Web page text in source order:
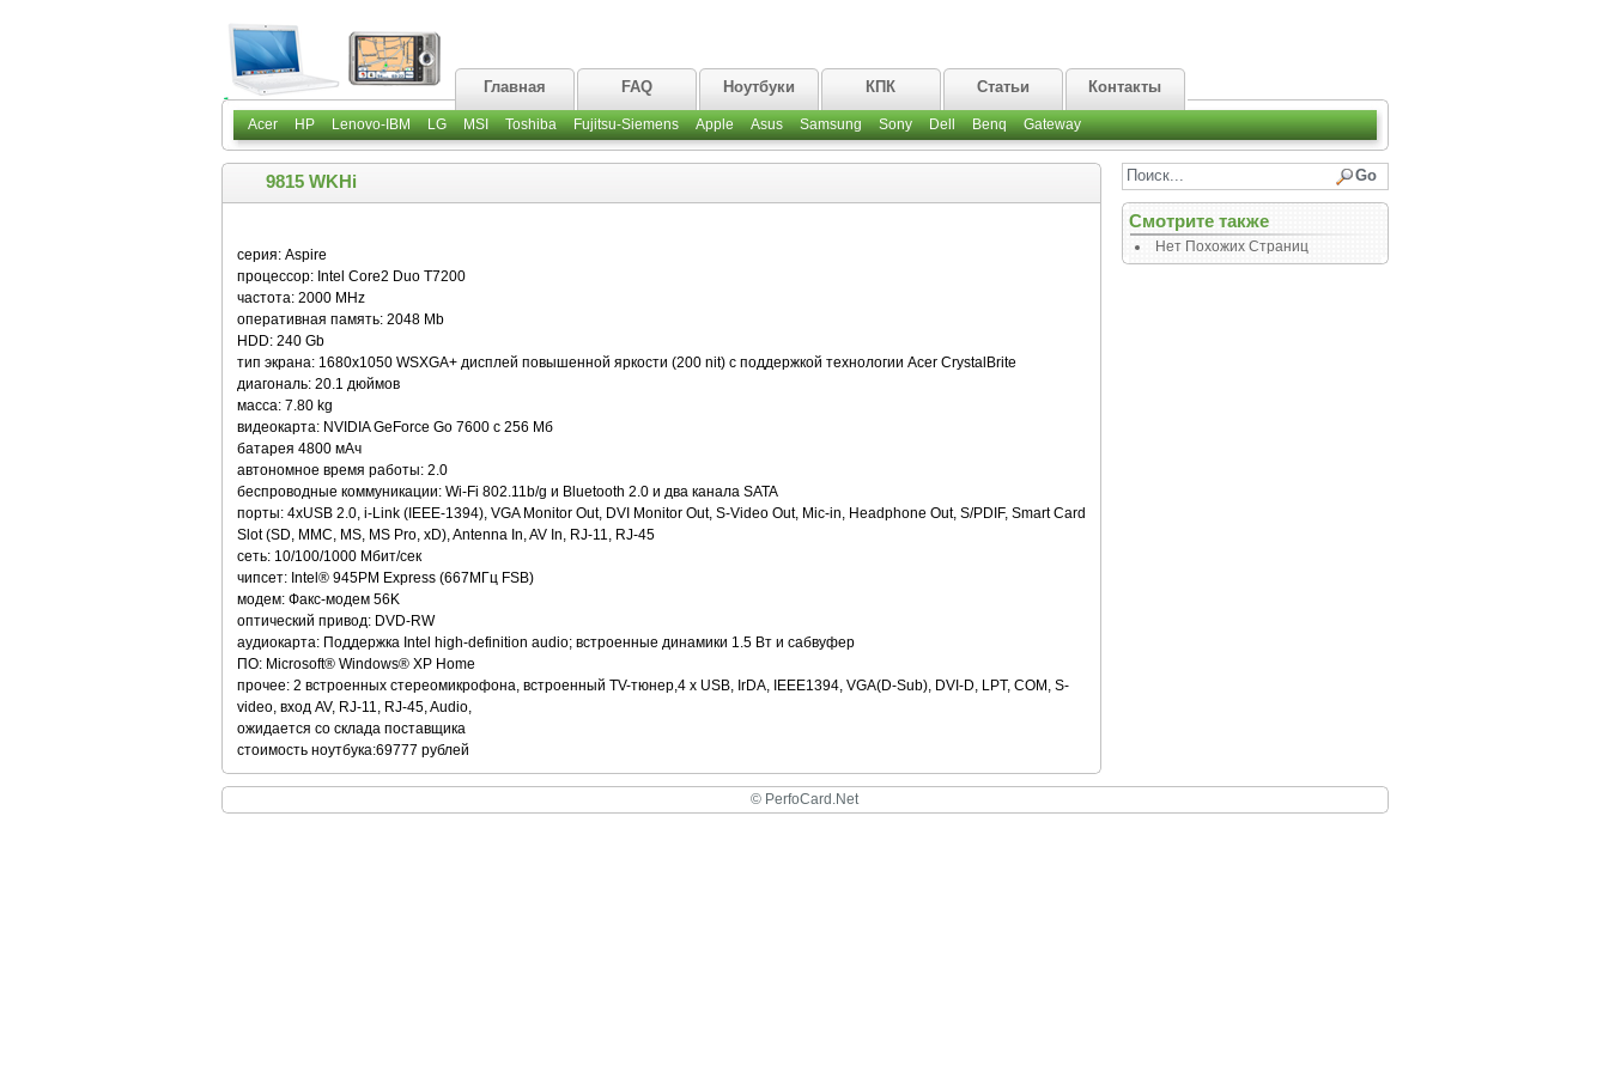
Главная FAQ Ноутбуки КПК Статьи Контакты
Acer HP Lenovo-IBM LG MSI Toshiba Fujitsu-Siemens Apple Asus Samsung Sony Dell Benq Gateway
9815 WKHi
серия: Aspire
процессор: Intel Core2 Duo T7200
частота: 2000 MHz
оперативная память: 2048 Mb
HDD: 240 Gb
тип экрана: 1680x1050 WSXGA+ дисплей повышенной яркости (200 nit) c поддержкой технологии Acer CrystalBrite
диагональ: 20.1 дюймов
масса: 7.80 kg
видеокарта: NVIDIA GeForce Go 7600 с 256 Mб
батарея 4800 мАч
автономное время работы: 2.0
беспроводные коммуникации: Wi-Fi 802.11b/g и Bluetooth 2.0 и два канала SATA
порты: 4xUSB 2.0, i-Link (IEEE-1394), VGA Monitor Out, DVI Monitor Out, S-Video Out, Mic-in, Headphone Out, S/PDIF, Smart Card
Slot (SD, MMC, MS, MS Pro, xD), Antenna In, AV In, RJ-11, RJ-45
сеть: 10/100/1000 Мбит/сек
чипсет: Intel® 945PM Express (667MГц FSB)
модем: Факс-модем 56K
оптический привод: DVD-RW
аудиокарта: Поддержка Intel high-definition audio; встроенные динамики 1.5 Вт и сабвуфер
ПО: Microsoft® Windows® XP Home
прочее: 2 встроенных стереомикрофона, встроенный TV-тюнер,4 x USB, IrDA, IEEE1394, VGA(D-Sub), DVI-D, LPT, COM, S-
video, вход AV, RJ-11, RJ-45, Audio,
ожидается со склада поставщика
стоимость ноутбука:69777 рублей
Смотрите также
Нет Похожих Страниц
© PerfoCard.Net